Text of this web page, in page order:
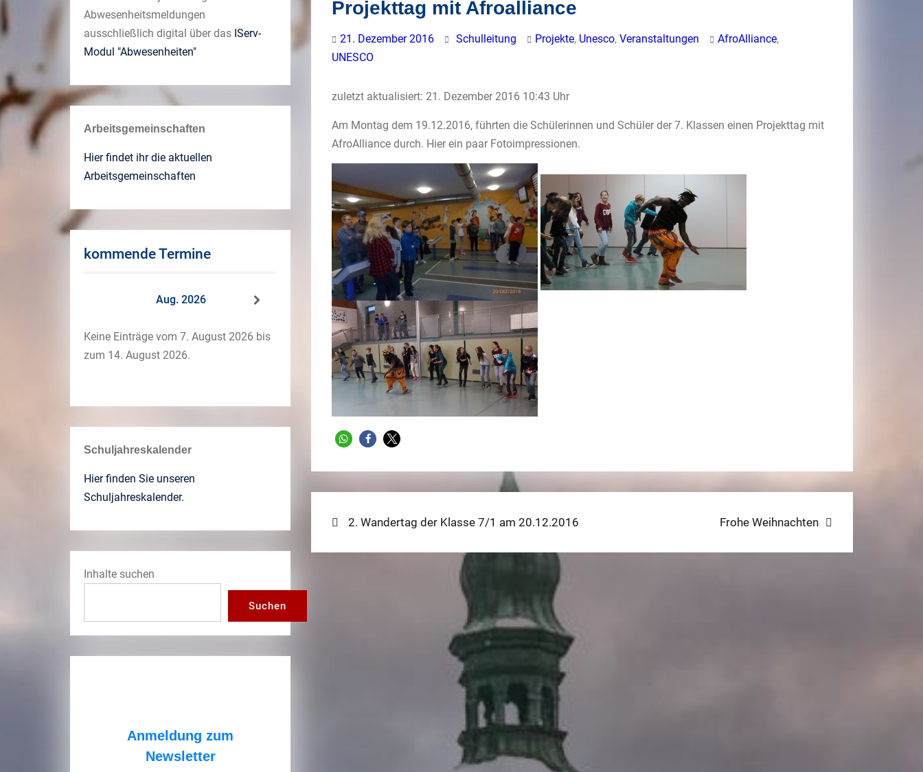
Projekttag mit Afroalliance
21. Dezember 2016 Schulleitung Projekte, Unesco, Veranstaltungen AfroAlliance,
UNESCO
zuletzt aktualisiert: 21. Dezember 2016 10:43 Uhr
Am Montag dem 19.12.2016, führten die Schülerinnen und Schüler der 7. Klassen einen Projekttag mit
AfroAlliance durch. Hier ein paar Fotoimpressionen.
Beitragsnavigation
Previous
2. Wandertag der Klasse 7/1 am 20.12.2016
Next
Frohe Weihnachten
Abwesenheitsmeldungen
ausschließlich digital über das IServ-
Modul "Abwesenheiten"
Arbeitsgemeinschaften
Hier findet ihr die aktuellen
Arbeitsgemeinschaften
kommende Termine
Aug. 2026
Keine Einträge vom 7. August 2026 bis
zum 14. August 2026.
Schuljahreskalender
Hier finden Sie unseren
Schuljahreskalender.
Inhalte suchen
Suchen
Anmeldung zum
Newsletter